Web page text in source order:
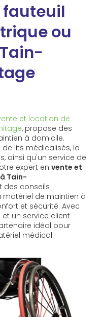
fauteuil
ou
et location de
, propose des
à domicile.
lits médicalisés, la
ainsi qu'un service de
expert en vente et
Tain-
des conseils
matériel de maintien à
et sécurité. Avec
un service client
idéal pour
médical.